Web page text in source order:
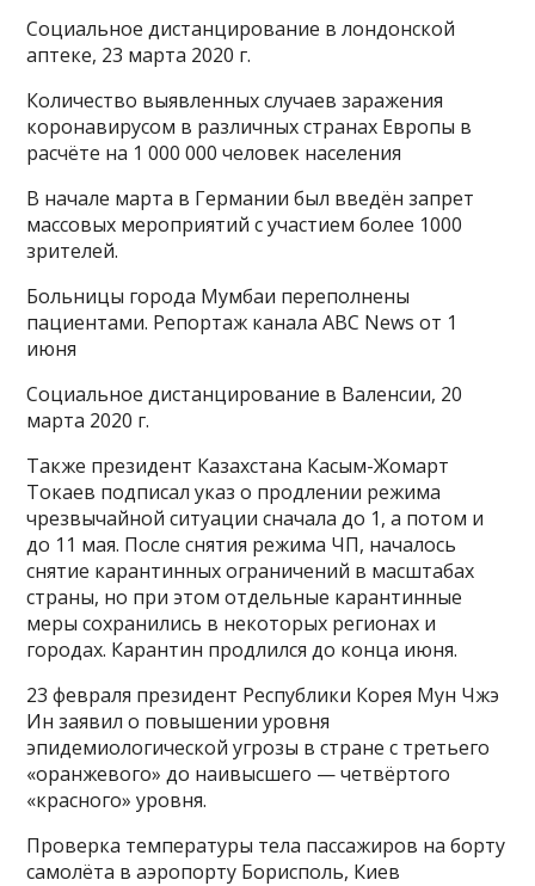
Социальное дистанцирование в лондонской
аптеке, 23 марта 2020 г.
Количество выявленных случаев заражения
коронавирусом в различных странах Европы в
расчёте на 1 000 000 человек населения
В начале марта в Германии был введён запрет
массовых мероприятий с участием более 1000
зрителей.
Больницы города Мумбаи переполнены
пациентами. Репортаж канала ABC News от 1
июня
Социальное дистанцирование в Валенсии, 20
марта 2020 г.
Также президент Казахстана Касым-Жомарт
Токаев подписал указ о продлении режима
чрезвычайной ситуации сначала до 1, а потом и
до 11 мая. После снятия режима ЧП, началось
снятие карантинных ограничений в масштабах
страны, но при этом отдельные карантинные
меры сохранились в некоторых регионах и
городах. Карантин продлился до конца июня.
23 февраля президент Республики Корея Мун Чжэ
Ин заявил о повышении уровня
эпидемиологической угрозы в стране с третьего
«оранжевого» до наивысшего — четвёртого
«красного» уровня.
Проверка температуры тела пассажиров на борту
самолёта в аэропорту Борисполь, Киев